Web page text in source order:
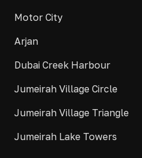
Motor City
Arjan
Dubai Creek Harbour
Jumeirah Village Circle
Jumeirah Village Triangle
Jumeirah Lake Towers